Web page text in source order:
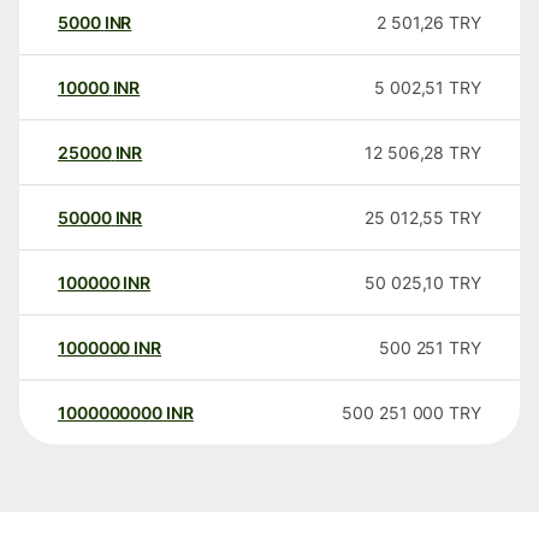
5000 INR 2 501,26 TRY
10000 INR 5 002,51 TRY
25000 INR 12 506,28 TRY
50000 INR 25 012,55 TRY
100000 INR 50 025,10 TRY
1000000 INR 500 251 TRY
1000000000 INR 500 251 000 TRY